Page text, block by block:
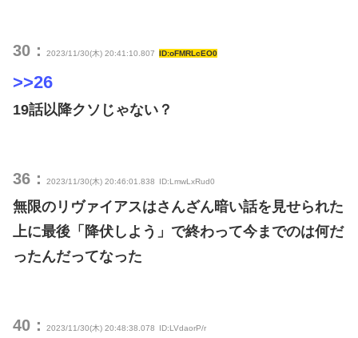
30： 2023/11/30(木) 20:41:10.807 ID:oFMRLcEO0
>>26
19話以降クソじゃない？
36： 2023/11/30(木) 20:46:01.838 ID:LmwLxRud0
無限のリヴァイアスはさんざん暗い話を見せられた
上に最後「降伏しよう」で終わって今までのは何だ
ったんだってなった
40： 2023/11/30(木) 20:48:38.078 ID:LVdaorP/r